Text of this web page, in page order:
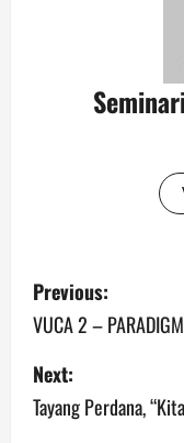
Previous:
VUCA 2 –
Next:
Tayang Perdana,